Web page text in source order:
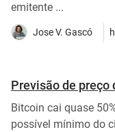
emitente ...
Jose V. Gascó
Previsão de preço
Bitcoin cai quase
possível mínimo do